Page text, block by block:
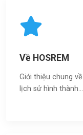
Về HOSREM
Giới thiệu chung về
lịch sử hình thành...